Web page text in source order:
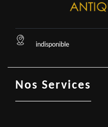
indisponible
Nos Services